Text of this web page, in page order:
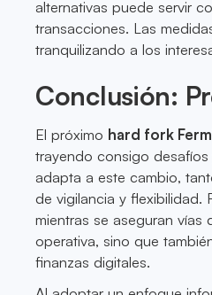
alternativas puede servir
transacciones. Las
tranquilizando a los
Conclusión:
El próximo hard fork
trayendo consigo
adapta a este cambio,
de vigilancia y flexibilidad.
mientras se aseguran vías
operativa, sino que
finanzas digitales.